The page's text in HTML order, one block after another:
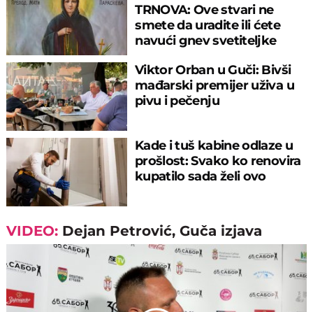
TRNOVA: Ove stvari ne
smete da uradite ili ćete
navući gnev svetiteljke
Viktor Orban u Guči: Bivši
mađarski premijer uživa u
pivu i pečenju
Kade i tuš kabine odlaze u
prošlost: Svako ko renovira
kupatilo sada želi ovo
VIDEO: Dejan Petrović, Guča izjava